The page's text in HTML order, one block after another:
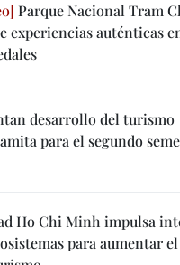
Parque Nacional Tram
experiencias auténticas
desarrollo del turismo
para el segundo
Ho Chi Minh impulsa
para aumentar